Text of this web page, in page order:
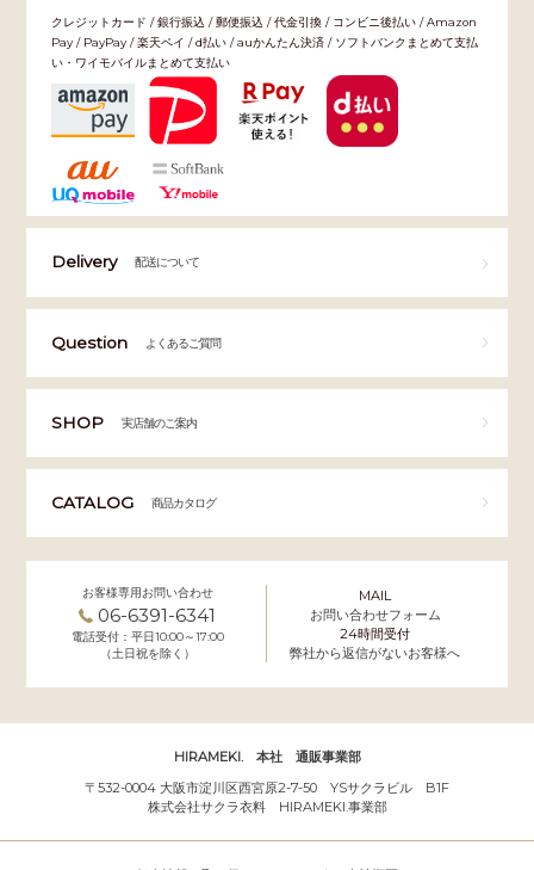
クレジットカード / 銀行振込 / 郵便振込 / 代金引換 / コンビニ後払い / Amazon
Pay / PayPay / 楽天ペイ / d払い / auかんたん決済 / ソフトバンクまとめて支払
い・ワイモバイルまとめて支払い
Delivery 配送について
Question よくあるご質問
SHOP 実店舗のご案内
CATALOG 商品カタログ
お客様専用お問い合わせ
06-6391-6341
電話受付：平日10:00～17:00
（土日祝を除く）
MAIL
お問い合わせフォーム
24時間受付
弊社から返信がないお客様へ
HIRAMEKI. 本社 通販事業部
〒532-0004 大阪市淀川区西宮原2-7-50 YSサクラビル B1F
株式会社サクラ衣料 HIRAMEKI.事業部